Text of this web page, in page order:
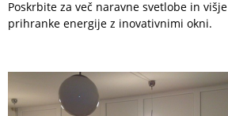
Poskrbite za več naravne svetlobe in višje
prihranke energije z inovativnimi okni.